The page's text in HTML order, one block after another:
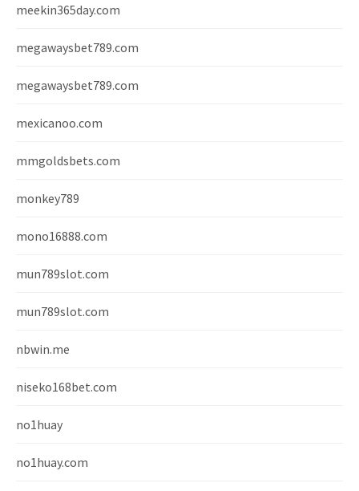
meekin365day.com
megawaysbet789.com
megawaysbet789.com
mexicanoo.com
mmgoldsbets.com
monkey789
mono16888.com
mun789slot.com
mun789slot.com
nbwin.me
niseko168bet.com
no1huay
no1huay.com